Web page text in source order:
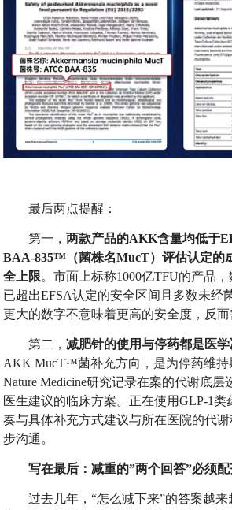
最后两点提醒：
第一，两款产品的AKK含量均低于
BAA-835™ （菌株名MucT）评估认定的
全上限。市面上标称1000亿TFU的产品
已超出EFSA认定的安全区间且多数未
更大的数字不意味着更高的安全度，反而
第二，减肥针的使用与停药都是医
AKK MucT™菌补充方向，是为停药维持
Nature Medicine研究记录在案的代谢底
医生建议的临床方案。正在使用GLP-1
奏与具体补充方式建议与所在医院的代
步沟通。
写在最后：减重的”两个回答”必须
过去几年，“怎么减下来”的答案越